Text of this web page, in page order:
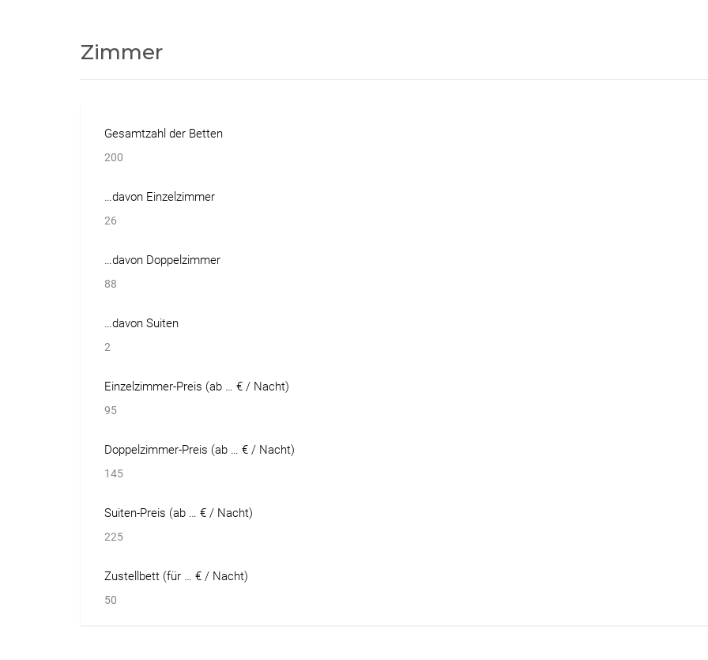
Zimmer
Gesamtzahl der Betten
200
…davon Einzelzimmer
26
…davon Doppelzimmer
88
…davon Suiten
2
Einzelzimmer-Preis (ab … € / Nacht)
95
Doppelzimmer-Preis (ab … € / Nacht)
145
Suiten-Preis (ab … € / Nacht)
225
Zustellbett (für … € / Nacht)
50